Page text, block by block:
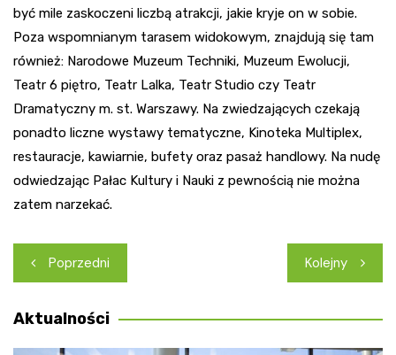
być mile zaskoczeni liczbą atrakcji, jakie kryje on w sobie.
Poza wspomnianym tarasem widokowym, znajdują się tam
również: Narodowe Muzeum Techniki, Muzeum Ewolucji,
Teatr 6 piętro, Teatr Lalka, Teatr Studio czy Teatr
Dramatyczny m. st. Warszawy. Na zwiedzających czekają
ponadto liczne wystawy tematyczne, Kinoteka Multiplex,
restauracje, kawiarnie, bufety oraz pasaż handlowy. Na nudę
odwiedzając Pałac Kultury i Nauki z pewnością nie można
zatem narzekać.
Nawigacja
wpisu
Poprzedni Kolejny
Aktualności